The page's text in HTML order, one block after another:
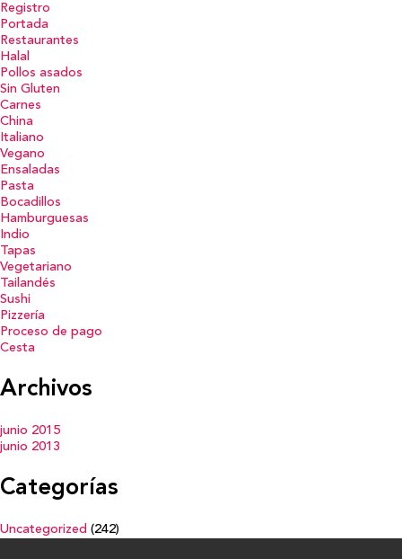
Registro
Portada
Restaurantes
Halal
Pollos asados
Sin Gluten
Carnes
China
Italiano
Vegano
Ensaladas
Pasta
Bocadillos
Hamburguesas
Indio
Tapas
Vegetariano
Tailandés
Sushi
Pizzería
Proceso de pago
Cesta
Archivos
junio 2015
junio 2013
Categorías
Uncategorized (242)